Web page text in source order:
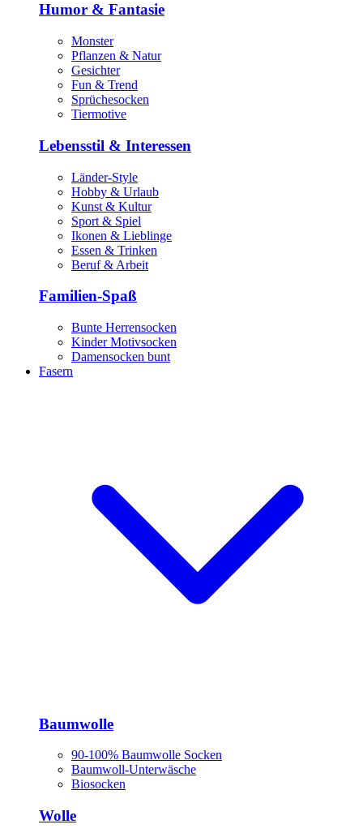
Humor & Fantasie
Monster
Pflanzen & Natur
Gesichter
Fun & Trend
Sprüchesocken
Tiermotive
Lebensstil & Interessen
Länder-Style
Hobby & Urlaub
Kunst & Kultur
Sport & Spiel
Ikonen & Lieblinge
Essen & Trinken
Beruf & Arbeit
Familien-Spaß
Bunte Herrensocken
Kinder Motivsocken
Damensocken bunt
Fasern
Baumwolle
90-100% Baumwolle Socken
Baumwoll-Unterwäsche
Biosocken
Wolle